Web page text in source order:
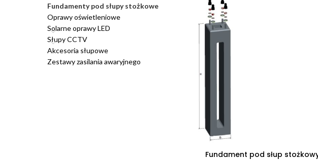
Fundamenty pod słupy stożkowe
Oprawy oświetleniowe
Solarne oprawy LED
Słupy CCTV
Akcesoria słupowe
Zestawy zasilania awaryjnego
Fundament pod słup